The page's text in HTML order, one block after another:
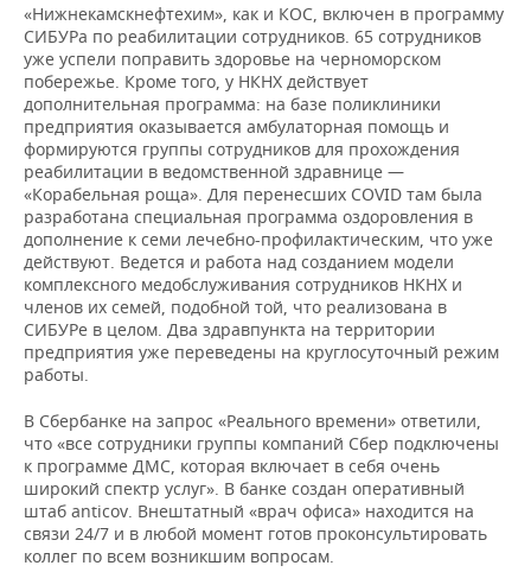
«Нижнекамскнефтехим», как и КОС, включен в программу
СИБУРа по реабилитации сотрудников. 65 сотрудников
уже успели поправить здоровье на черноморском
побережье. Кроме того, у НКНХ действует
дополнительная программа: на базе поликлиники
предприятия оказывается амбулаторная помощь и
формируются группы сотрудников для прохождения
реабилитации в ведомственной здравнице —
«Корабельная роща». Для перенесших COVID там была
разработана специальная программа оздоровления в
дополнение к семи лечебно-профилактическим, что уже
действуют. Ведется и работа над созданием модели
комплексного медобслуживания сотрудников НКНХ и
членов их семей, подобной той, что реализована в
СИБУРе в целом. Два здравпункта на территории
предприятия уже переведены на круглосуточный режим
работы.
В Сбербанке на запрос «Реального времени» ответили,
что «все сотрудники группы компаний Сбер подключены
к программе ДМС, которая включает в себя очень
широкий спектр услуг». В банке создан оперативный
штаб anticov. Внештатный «врач офиса» находится на
связи 24/7 и в любой момент готов проконсультировать
коллег по всем возникшим вопросам.